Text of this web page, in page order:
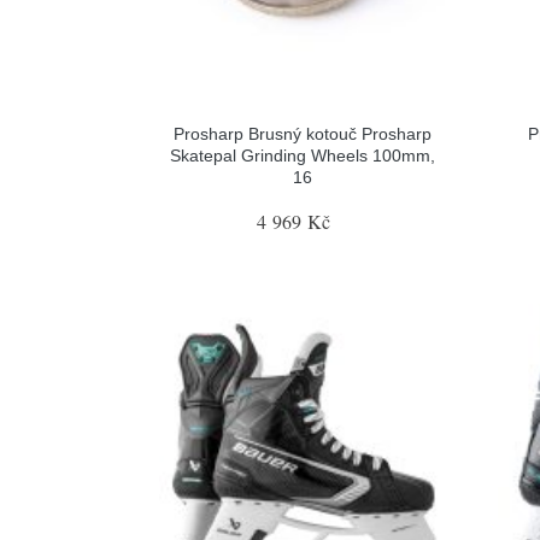
Prosharp Brusný kotouč Prosharp
Skatepal Grinding Wheels 100mm,
16
4 969 Kč